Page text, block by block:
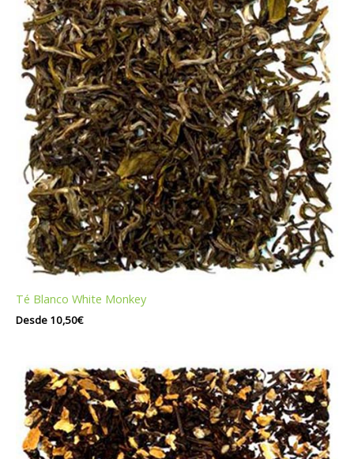
Té Blanco White Monkey
Desde 10,50€